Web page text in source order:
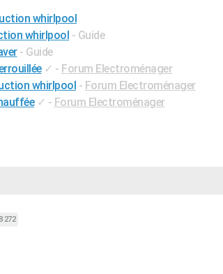
whirlpool
whirlpool - Guide
- Guide
✓ - Forum Electroménager
whirlpool - Forum Electroménager
✓ - Forum Electroménager
8 272